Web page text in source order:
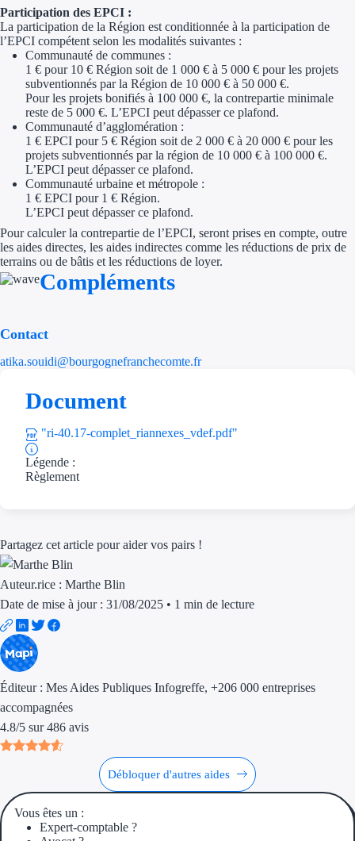
Aides Région
Aides Région
Aides Région
Aides Région Île-
Aides Nationales
Nos tarifs
Participation des EPCI :
La participation de la Région est conditionnée à la participation de
l’EPCI compétent selon les modalités suivantes :
Communauté de communes :
1 € pour 10 € Région soit de 1 000 € à 5 000 € pour les projets
subventionnés par la Région de 10 000 € à 50 000 €.
Pour les projets bonifiés à 100 000 €, la contrepartie minimale
reste de 5 000 €. L’EPCI peut dépasser ce plafond.
Communauté d’agglomération :
1 € EPCI pour 5 € Région soit de 2 000 € à 20 000 € pour les
projets subventionnés par la région de 10 000 € à 100 000 €.
L’EPCI peut dépasser ce plafond.
Communauté urbaine et métropole :
1 € EPCI pour 1 € Région.
L’EPCI peut dépasser ce plafond.
Pour calculer la contrepartie de l’EPCI, seront prises en compte, outre
les aides directes, les aides indirectes comme les réductions de prix de
terrains ou de bâtis et les réductions de loyer.
Compléments
Contact
atika.souidi@bourgognefranchecomte.fr
Document
"ri-40.17-complet_riannexes_vdef.pdf"
Légende :
Règlement
Partagez cet article pour aider vos pairs !
Auteur.rice : Marthe Blin
Date de mise à jour : 31/08/2025 • 1 min de lecture
Éditeur : Mes Aides Publiques Infogreffe, +206 000 entreprises
accompagnées
4.8/5 sur 486 avis
Débloquer d'autres aides
Vous êtes un :
Expert-comptable ?